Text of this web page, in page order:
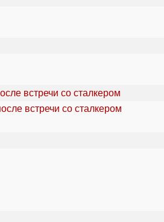
встречи со сталкером